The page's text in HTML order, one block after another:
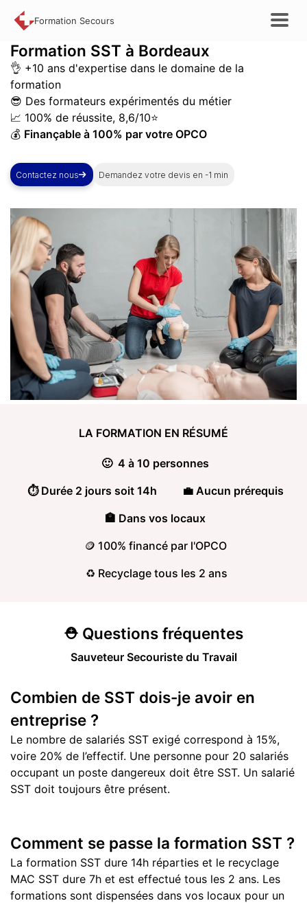
Formation Secours
Formation SST à Bordeaux
👌 +10 ans d'expertise dans le domaine de la
formation
😎 Des formateurs expérimentés du métier
📈 100% de réussite, 8,6/10⭐
💰 Finançable à 100% par votre OPCO
Contactez nous Demandez votre devis en -1 min
LA FORMATION EN RÉSUMÉ
🙂 4 à 10 personnes
⏱️ Durée 2 jours soit 14h
💼 Aucun prérequis
🏣 Dans vos locaux
🪙 100% financé par l'OPCO
♻️ Recyclage tous les 2 ans
⛑️ Questions fréquentes
Sauveteur Secouriste du Travail
Combien de SST dois-je avoir en
entreprise ?
Le nombre de salariés SST exigé correspond à 15%,
voire 20% de l’effectif. Une personne pour 20 salariés
occupant un poste dangereux doit être SST. Un salarié
SST doit toujours être présent.
Comment se passe la formation SST ?
La formation SST dure 14h réparties et le recyclage
MAC SST dure 7h et est effectué tous les 2 ans. Les
formations sont dispensées dans vos locaux pour un